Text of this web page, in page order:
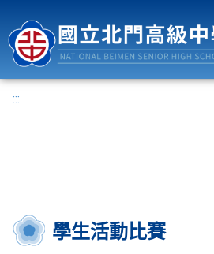
:::
學生活動比賽